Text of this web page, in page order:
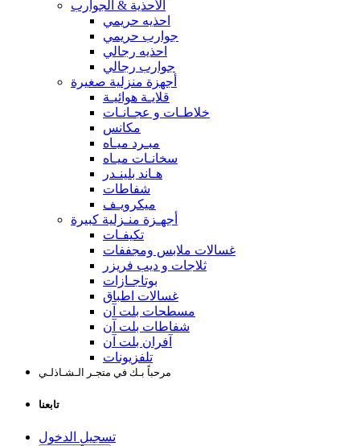
الأحذية & الجوارب
احذيه حريمي
جوارب حريمي
احذيه رجالي
جوارب رجالي
أجهزة منزلية صغيرة
قلايـة هوائيـة
خلاطـات و عجـانـات
مكانس
مبـرد ميـاه
سخانـات ميـاه
هـاند بلينـدر
شفاطات
ميكرويـف
أجهـزة منـزلية كبيرة
تكيفـات
غسالات ملابس ومجففات
ثلاجات و ديب فريزر
بوتاجـازات
غسالات اطباق
مسطحات بلت آن
شفاطات بلت آن
آفران بلت آن
تلفزيونات
مرحباً بـك في متجـر الـشـاذلـي
تابعنا
تسجيل الدخول